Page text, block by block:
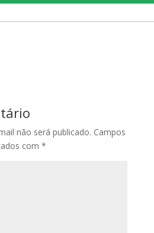
não será publicado. Campos
com *